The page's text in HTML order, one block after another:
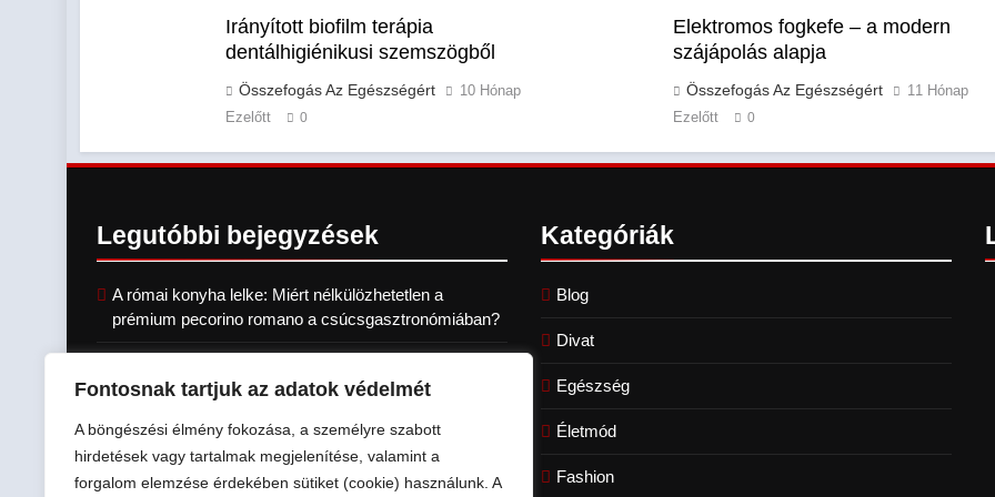
Fontosnak tartjuk az adatok védelmét
A böngészési élmény fokozása, a személyre szabott
hirdetések vagy tartalmak megjelenítése, valamint a
forgalom elemzése érdekében sütiket (cookie) használunk. A
Irányított biofilm terápia
dentálhigiénikusi szemszögből
Összefogás Az Egészségért
10 Hónap
Ezelőtt
0
Elektromos fogkefe – a modern
szájápolás alapja
Összefogás Az Egészségért
11 Hónap
Ezelőtt
0
Legutóbbi bejegyzések
A római konyha lelke: Miért nélkülözhetetlen a
prémium pecorino romano a csúcsgasztronómiában?
támogatására
5 jel, ami arra utal, hogy patkány fészkelt be az
otthonába
Kategóriák
Blog
Divat
Egészség
Életmód
Fashion